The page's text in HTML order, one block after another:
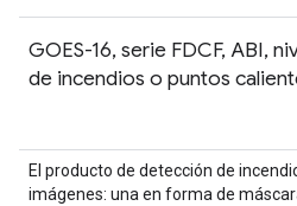
GOES-16, serie FDCF, ABI,
de incendios o puntos
El producto de detección de
imágenes: una en forma de